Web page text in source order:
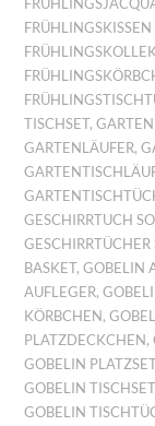
TISCHSET,
GARTENLÄUFER,
GESCHIRRTUCH
GESCHIRRTÜCHER
BASKET,GOBELIN
AUFLEGER,
KÖRBCHEN ,
PLATZDECKCHEN ,
GOBELIN
GOBELIN TISCHSET
GOBELIN